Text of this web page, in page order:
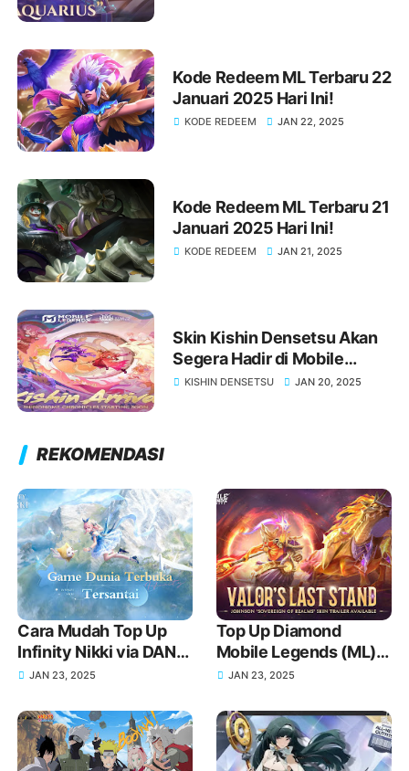
Kode Redeem ML Terbaru 22
Januari 2025 Hari Ini!
KODE REDEEM JAN 22, 2025
Kode Redeem ML Terbaru 21
Januari 2025 Hari Ini!
KODE REDEEM JAN 21, 2025
Skin Kishin Densetsu Akan
Segera Hadir di Mobile
Legends Terbaru 2025!
KISHIN DENSETSU JAN 20, 2025
REKOMENDASI
Cara Mudah Top Up
Infinity Nikki via DANA
untuk Koleksi Outfit
JAN 23, 2025
Top Up Diamond
Mobile Legends (ML)
Pakai DANA, Harga
Cepat
JAN 23, 2025